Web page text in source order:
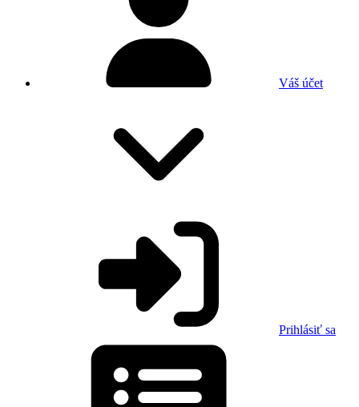
Váš účet
Prihlásiť sa